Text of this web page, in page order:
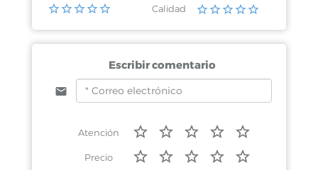
Calidad
Escribir comentario
Atención
Precio